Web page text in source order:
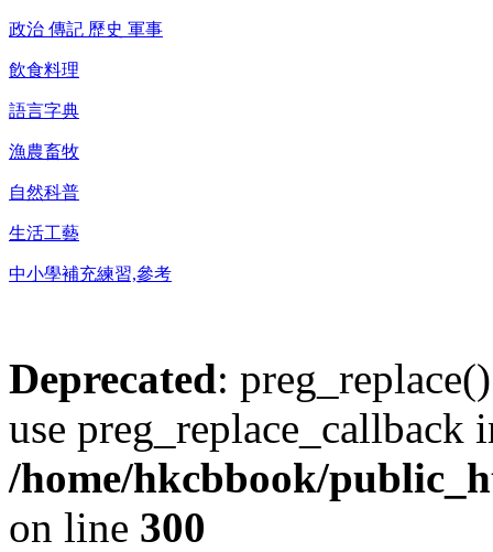
政治 傳記 歷史 軍事
飲食料理
語言字典
漁農畜牧
自然科普
生活工藝
中小學補充練習,參考
Deprecated:
use preg_replace_callback
/home/hkcbbook/
on line 300